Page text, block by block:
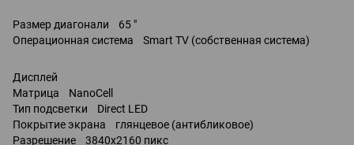
Размер диагонали 65 "
Операционная система Smart TV (собственная система)
Дисплей
Матрица NanoCell
Тип подсветки Direct LED
Покрытие экрана глянцевое (антибликовое)
Разрешение 3840x2160 пикс